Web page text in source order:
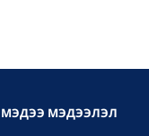
МЭДЭЭ МЭДЭЭЛЭЛ